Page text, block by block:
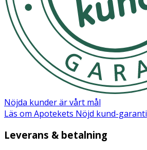
Nöjda kunder är vårt mål
Läs om Apotekets Nöjd kund-garanti
Leverans & betalning